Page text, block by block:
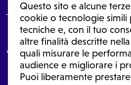
Questo sito e alcune
cookie o tecnologie simili
tecniche e, con il tuo
altre finalità descritte
quali misurare le
audience e migliorare i
Puoi liberamente
Le informazioni proposte in questo sito
In nessun caso, queste informazioni
visita o una diagnosi formulata dal
le informazioni disponibili come
una diagnosi, la determinazione di un
sospensione di un farmaco senza